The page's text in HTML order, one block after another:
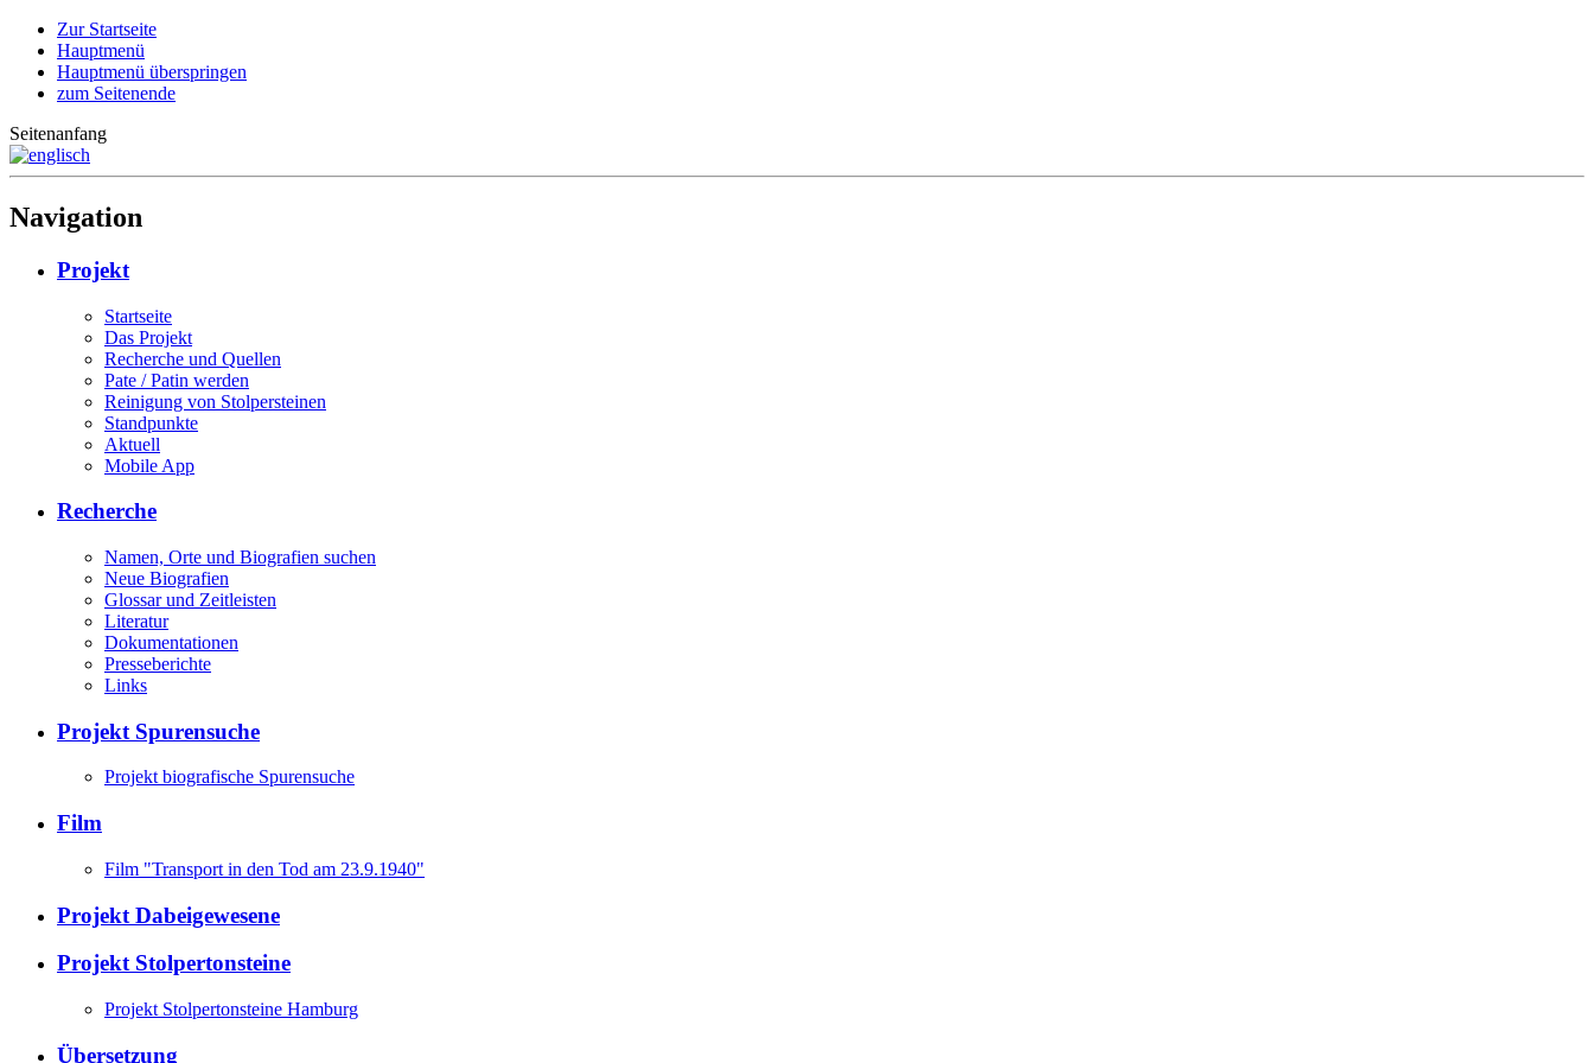
Zur Startseite
Hauptmenü
Hauptmenü überspringen
zum Seitenende
Seitenanfang
Navigation
Projekt
Startseite
Das Projekt
Recherche und Quellen
Pate / Patin werden
Reinigung von Stolpersteinen
Standpunkte
Aktuell
Mobile App
Recherche
Namen, Orte und Biografien suchen
Neue Biografien
Glossar und Zeitleisten
Literatur
Dokumentationen
Presseberichte
Links
Projekt Spurensuche
Projekt biografische Spurensuche
Film
Film "Transport in den Tod am 23.9.1940"
Projekt Dabeigewesene
Projekt Stolpertonsteine
Projekt Stolpertonsteine Hamburg
Übersetzung